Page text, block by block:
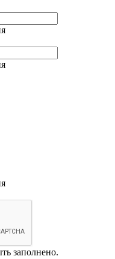
заполнено.